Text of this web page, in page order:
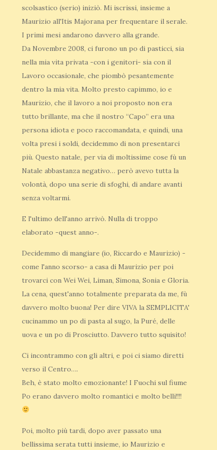
scolsastico (serio) iniziò. Mi iscrissi, insieme a
Maurizio all'Itis Majorana per frequentare il serale.
I primi mesi andarono davvero alla grande.
Da Novembre 2008, ci furono un po di pasticci, sia
nella mia vita privata -con i genitori- sia con il
Lavoro occasionale, che piombò pesantemente
dentro la mia vita. Molto presto capimmo, io e
Maurizio, che il lavoro a noi proposto non era
tutto brillante, ma che il nostro “Capo” era una
persona idiota e poco raccomandata, e quindi, una
volta presi i soldi, decidemmo di non presentarci
più. Questo natale, per via di moltissime cose fù un
Natale abbastanza negativo… però avevo tutta la
volontà, dopo una serie di sfoghi, di andare avanti
senza voltarmi.
E l'ultimo dell'anno arrivò. Nulla di troppo
elaborato -quest anno-.
Decidemmo di mangiare (io, Riccardo e Maurizio) -
come l'anno scorso- a casa di Maurizio per poi
trovarci con Wei Wei, Liman, Simona, Sonia e Gloria.
La cena, quest'anno totalmente preparata da me, fù
davvero molto buona! Per dire VIVA la SEMPLICITA'
cucinammo un po di pasta al sugo, la Puré, delle
uova e un po di Prosciutto. Davvero tutto squisito!
Ci incontrammo con gli altri, e poi ci siamo diretti
verso il Centro….
Beh, è stato molto emozionante! I Fuochi sul fiume
Po erano davvero molto romantici e molto belli!!!!
Poi, molto più tardi, dopo aver passato una
bellissima serata tutti insieme, io Maurizio e